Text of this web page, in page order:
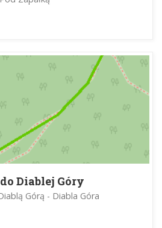
Diablej Góry
Górą - Diabla Góra